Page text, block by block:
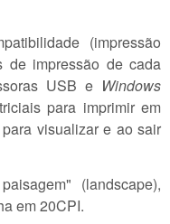
(impressão
de impressão de cada
USB e Windows
para imprimir em
visualizar e ao sair
(landscape),
em 20CPI.